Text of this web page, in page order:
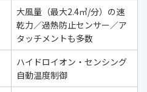
大風量（最大2.4㎥/分）の速
乾力／過熱防止センサー／ア
タッチメントも多数
ハイドロイオン・センシング
自動温度制御